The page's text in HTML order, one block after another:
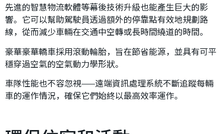
先進的智慧物流軟體等幕後技術升級也能產生巨大的影
響。它可以幫助駕駛員透過額外的停靠點有效地規劃路
線，從而減少車輛在交通中空轉或長時間繞道的時間。
豪華豪華轎車採用滾動輪胎，旨在節省能源，並具有可平
穩穿過空氣的空氣動力學形狀。
車隊性能也不容忽視——遠端資訊處理系統不斷追蹤每輛
車的運作情況，確保它們始終以最高效率運作。